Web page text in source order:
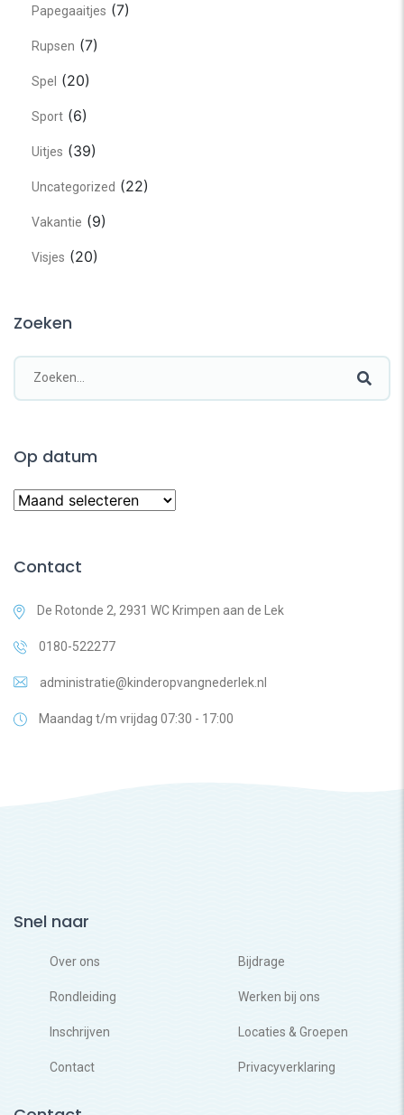
Papegaaitjes (7)
Rupsen (7)
Spel (20)
Sport (6)
Uitjes (39)
Uncategorized (22)
Vakantie (9)
Visjes (20)
Zoeken
Op datum
Contact
De Rotonde 2, 2931 WC Krimpen aan de Lek
0180-522277
administratie@kinderopvangnederlek.nl
Maandag t/m vrijdag 07:30 - 17:00
Snel naar
Over ons Bijdrage
Rondleiding Werken bij ons
Inschrijven Locaties & Groepen
Contact Privacyverklaring